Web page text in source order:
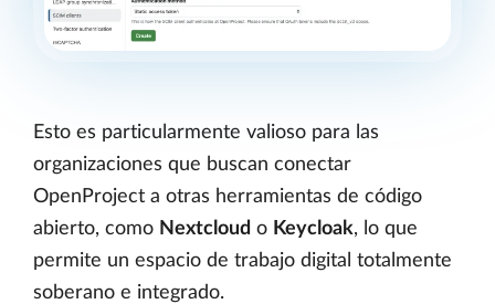
Esto es particularmente valioso para las
organizaciones que buscan conectar
OpenProject a otras herramientas de código
abierto, como Nextcloud o Keycloak, lo que
permite un espacio de trabajo digital totalmente
soberano e integrado.